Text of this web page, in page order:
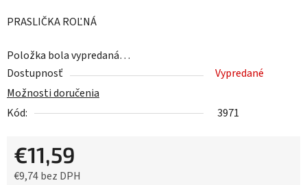
PRASLIČKA ROĽNÁ
Položka bola vypredaná…
Dostupnosť
Vypredané
Možnosti doručenia
Kód:
3971
€11,59
€9,74 bez DPH